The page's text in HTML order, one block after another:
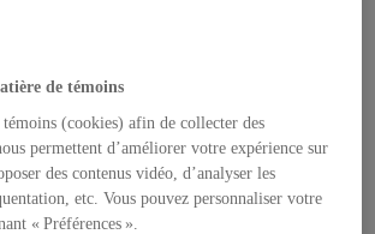
Collection
publications
les petits carnets
de témoins
(cookies) afin de collecter des
permettent d’améliorer votre expérience sur
des contenus vidéo, d’analyser les
etc. Vous pouvez personnaliser votre
« Préférences ».